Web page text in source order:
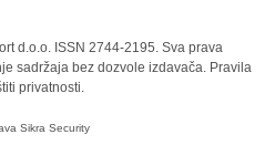
d.o.o. ISSN 2744-2195. Sva prava
sadržaja bez dozvole izdavača. Pravila
privatnosti.
Sikra Security